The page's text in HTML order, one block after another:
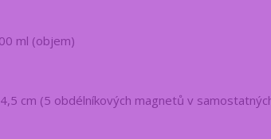
ml (objem)
cm (5 obdélníkových magnetů v